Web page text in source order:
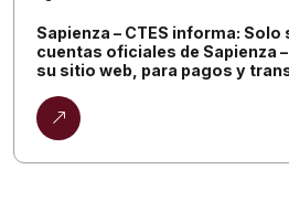
Sapienza – CTES informa:
cuentas oficiales de Sapienza
su sitio web, para pagos y